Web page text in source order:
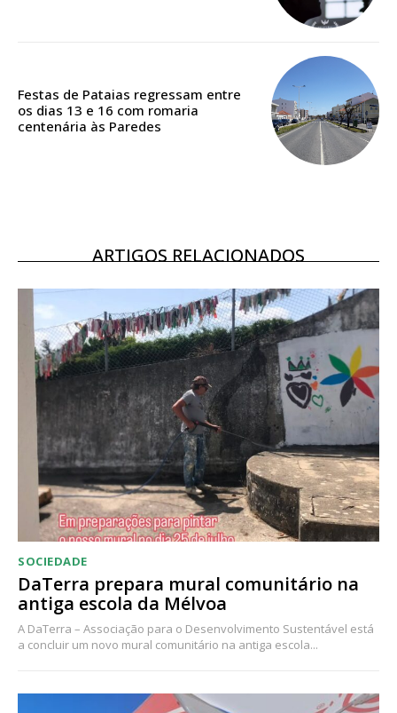
Festas de Pataias regressam entre
os dias 13 e 16 com romaria
centenária às Paredes
ARTIGOS RELACIONADOS
SOCIEDADE
DaTerra prepara mural comunitário na
antiga escola da Mélvoa
A DaTerra – Associação para o Desenvolvimento Sustentável está
a concluir um novo mural comunitário na antiga escola...